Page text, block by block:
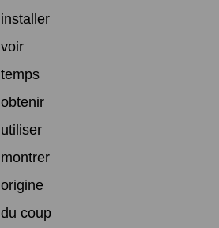
installer
voir
temps
obtenir
utiliser
montrer
origine
du coup